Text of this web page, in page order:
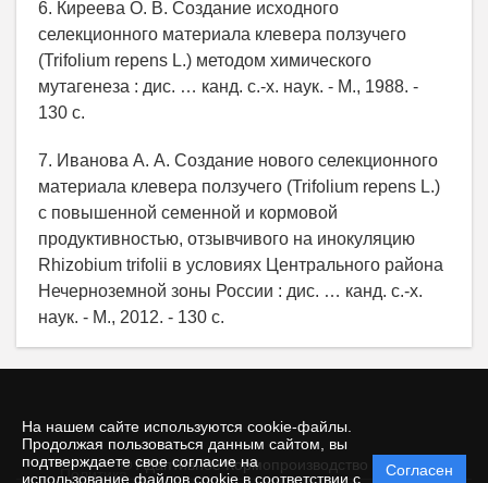
На нашем сайте используются cookie-файлы.
Продолжая пользоваться данным сайтом, вы
подтверждаете свое согласие на
использование файлов cookie в соответствии с
Согласен
6. Киреева О. В. Создание исходного
селекционного материала клевера ползучего
(Trifolium repens L.) методом химического
мутагенеза : дис. … канд. с.-х. наук. - М., 1988. -
130 с.
7. Иванова А. А. Создание нового селекционного
материала клевера ползучего (Trifolium repens L.)
с повышенной семенной и кормовой
продуктивностью, отзывчивого на инокуляцию
Rhizobium trifolii в условиях Центрального района
Нечерноземной зоны России : дис. … канд. с.-х.
наук. - М., 2012. - 130 с.
© Адаптивное Кормопроизводство
Политика